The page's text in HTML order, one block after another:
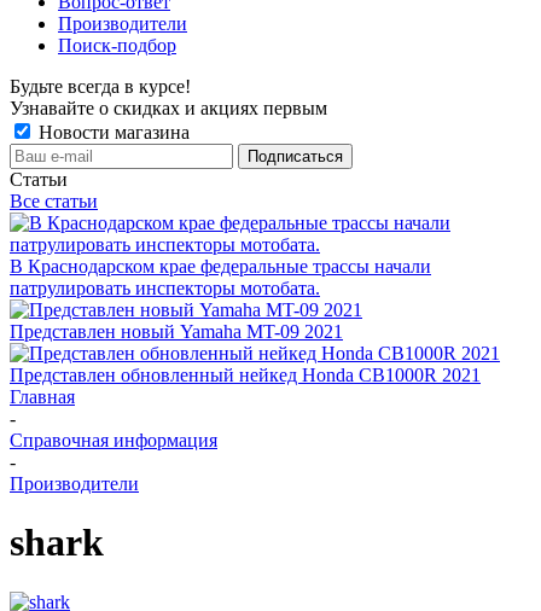
Производители
Поиск-подбор
Будьте всегда в курсе!
Узнавайте о скидках и акциях первым
Новости магазина
Статьи
Все статьи
В Краснодарском крае федеральные трассы начали
патрулировать инспекторы мотобата.
Представлен новый Yamaha MT-09 2021
Представлен обновленный нейкед Honda CB1000R 2021
Главная
-
Справочная информация
-
Производители
shark